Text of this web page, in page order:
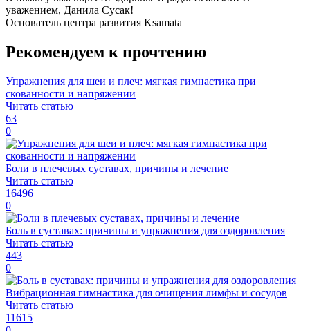
уважением, Данила Сусак!
Основатель центра развития Ksamata
Рекомендуем к прочтению
Упражнения для шеи и плеч: мягкая гимнастика при
скованности и напряжении
Читать статью
63
0
Боли в плечевых суставах, причины и лечение
Читать статью
16496
0
Боль в суставах: причины и упражнения для оздоровления
Читать статью
443
0
Вибрационная гимнастика для очищения лимфы и сосудов
Читать статью
11615